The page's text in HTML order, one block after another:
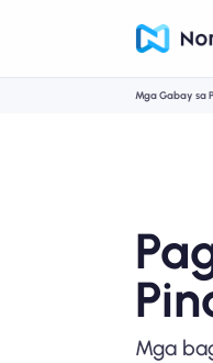
Mga Gabay sa
Mga